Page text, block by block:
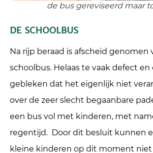
de bus gereviseerd maar
DE SCHOOLBUS
Na rijp beraad is afscheid genomen
schoolbus. Helaas te vaak defect en
gebleken dat het eigenlijk niet
over de zeer slecht begaanbare
een bus vol met kinderen, met
regentijd. Door dit besluit kunnen
kleine kinderen op dit moment niet